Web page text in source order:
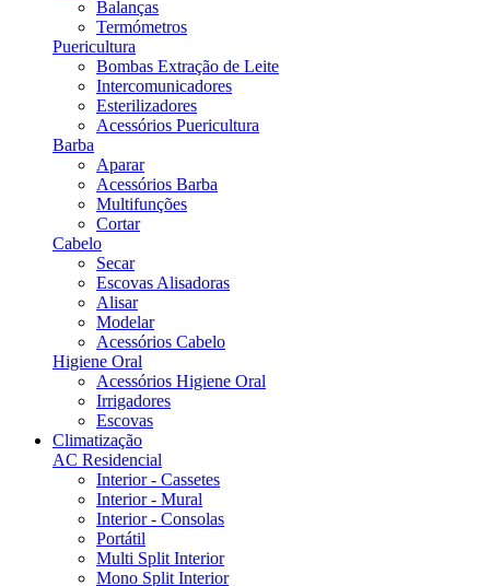
Balanças
Termómetros
Puericultura
Bombas Extração de Leite
Intercomunicadores
Esterilizadores
Acessórios Puericultura
Barba
Aparar
Acessórios Barba
Multifunções
Cortar
Cabelo
Secar
Escovas Alisadoras
Alisar
Modelar
Acessórios Cabelo
Higiene Oral
Acessórios Higiene Oral
Irrigadores
Escovas
Climatização
AC Residencial
Interior - Cassetes
Interior - Mural
Interior - Consolas
Portátil
Multi Split Interior
Mono Split Interior